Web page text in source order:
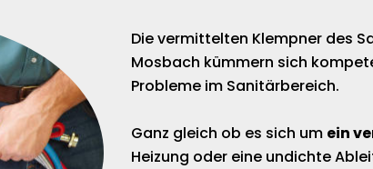
Die vermittelten Klempner des
Mosbach kümmern sich
Probleme im Sanitärbereich.
Ganz gleich ob es sich um ein
Heizung oder eine undichte